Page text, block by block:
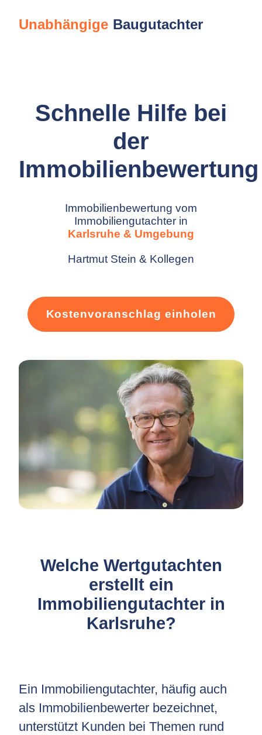
Unabhängige Baugutachter
Schnelle Hilfe bei
der
Immobilienbewertung
Immobilienbewertung vom
Immobiliengutachter in
Karlsruhe & Umgebung
Hartmut Stein & Kollegen
Kostenvoranschlag einholen
Welche Wertgutachten
erstellt ein
Immobiliengutachter in
Karlsruhe?
Ein Immobiliengutachter, häufig auch
als Immobilienbewerter bezeichnet,
unterstützt Kunden bei Themen rund